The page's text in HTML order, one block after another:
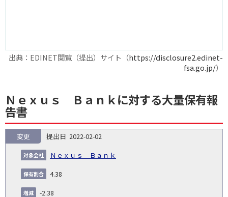
出典：EDINET閲覧（提出）サイト（https://disclosure2.edinet-
fsa.go.jp/）
Ｎｅｘｕｓ Ｂａｎｋに対する大量保有報
告書
NO.
告
義
務
発
生
提
日
証券
対
2022-02-02
Ｎｅｘｕｓ Ｂａｎｋ
変更
4.38
-2.38